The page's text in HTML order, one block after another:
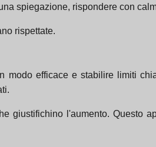
spiegazione, rispondere con
rispettate.
modo efficace e stabilire limiti
giustifichino l'aumento. Questo